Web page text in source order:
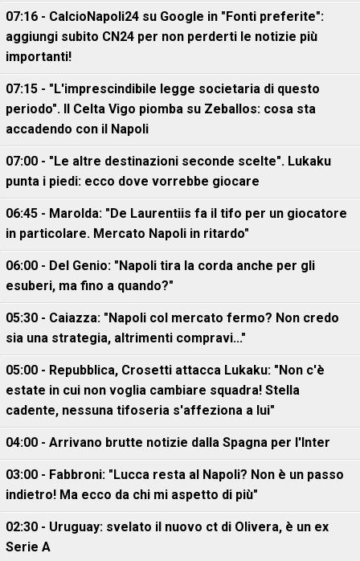
07:16 - CalcioNapoli24 su Google in "Fonti preferite":
aggiungi subito CN24 per non perderti le notizie più
importanti!
07:15 - "L'imprescindibile legge societaria di questo
periodo". Il Celta Vigo piomba su Zeballos: cosa sta
accadendo con il Napoli
07:00 - "Le altre destinazioni seconde scelte". Lukaku
punta i piedi: ecco dove vorrebbe giocare
06:45 - Marolda: "De Laurentiis fa il tifo per un giocatore
in particolare. Mercato Napoli in ritardo"
06:00 - Del Genio: "Napoli tira la corda anche per gli
esuberi, ma fino a quando?"
05:30 - Caiazza: "Napoli col mercato fermo? Non credo
sia una strategia, altrimenti compravi..."
05:00 - Repubblica, Crosetti attacca Lukaku: "Non c'è
estate in cui non voglia cambiare squadra! Stella
cadente, nessuna tifoseria s'affeziona a lui"
04:00 - Arrivano brutte notizie dalla Spagna per l'Inter
03:00 - Fabbroni: "Lucca resta al Napoli? Non è un passo
indietro! Ma ecco da chi mi aspetto di più"
02:30 - Uruguay: svelato il nuovo ct di Olivera, è un ex
Serie A